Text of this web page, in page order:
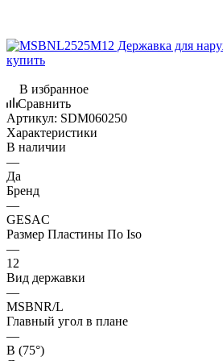
В избранное
Сравнить
Артикул: SDM060250
Характеристики
В наличии
—
Да
Бренд
—
GESAC
Размер Пластины По Iso
—
12
Вид державки
—
MSBNR/L
Главный угол в плане
—
B (75°)